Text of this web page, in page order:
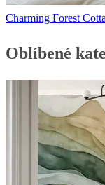
Charming Forest
Oblíbené